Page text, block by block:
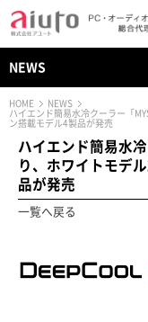
NEWS
HOME
NEWS
ハイエンド簡易水冷クーラー「
ン搭載モデル4製品が発売
ハイエンド簡易水
り、ホワイトモデ
品が発売
一覧へ戻る